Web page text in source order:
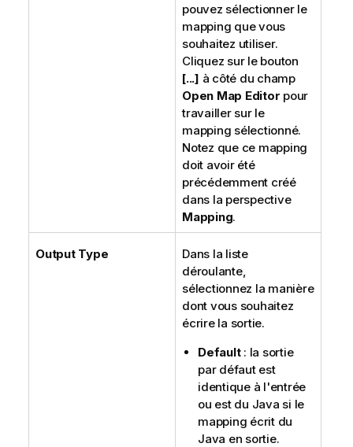
pouvez sélectionner le
mapping que vous
souhaitez utiliser.
Cliquez sur le bouton
[...] à côté du champ
Open Map Editor pour
travailler sur le
mapping sélectionné.
Notez que ce mapping
doit avoir été
précédemment créé
dans la perspective
Mapping.
Output Type
Dans la liste
déroulante,
sélectionnez la manière
dont vous souhaitez
écrire la sortie.
Default: la sortie
par défaut est
identique à l'entrée
ou est du Java si le
mapping écrit du
Java en sortie.